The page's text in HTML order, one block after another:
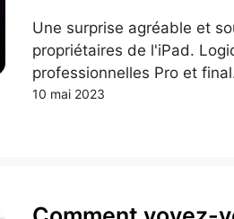
Une surprise agréable et
propriétaires de l'iPad.
professionnelles Pro et
10 mai 2023